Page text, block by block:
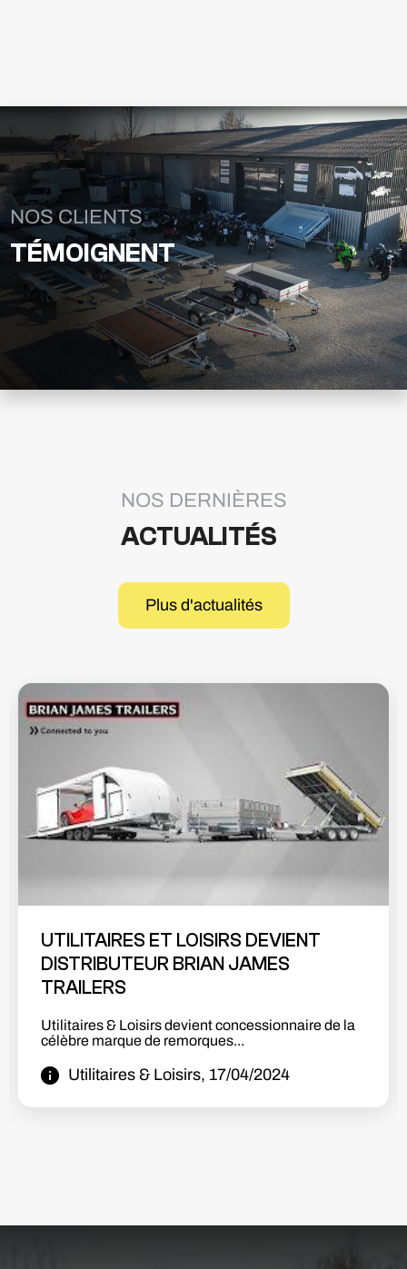
NOS CLIENTS
TÉMOIGNENT
NOS DERNIÈRES
ACTUALITÉS
Plus d'actualités
SHOWROOM BETA EN PLACE!! 🚀🔥🤩
Nous sommes très heureux de vous présenter la
première partie de notre...
Utilitaires & Loisirs, 08/10/2023